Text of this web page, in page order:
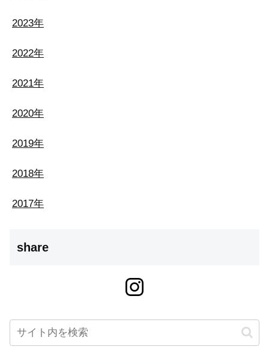
2023年
2022年
2021年
2020年
2019年
2018年
2017年
share